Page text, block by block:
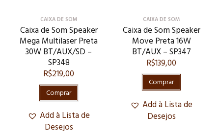
CAIXA DE SOM
Caixa de Som Speaker
Mega Multilaser Preta
30W BT/AUX/SD –
SP348
R$219,00
Comprar
Add à Lista de
Desejos
CAIXA DE SOM
Caixa de Som Speaker
Move Preta 16W
BT/AUX – SP347
R$139,00
Comprar
Add à Lista de
Desejos